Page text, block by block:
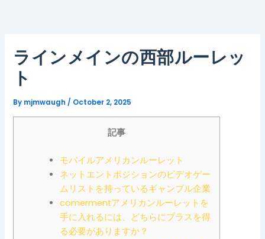
ラインメインの西部ルーレッ
ト
By mjmwaugh/ October 2, 2025
記事
モバイルアメリカンルーレット
ネットエントポジションのビデオゲー
ムリストを持っているギャンブル企業
comermentアメリカンルーレットを
手に入れるには、どちらにプラスを得
る必要がありますか？